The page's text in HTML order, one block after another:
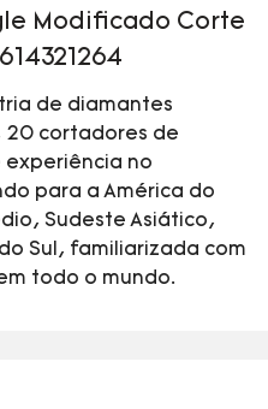
Modificado Corte
de diamantes
20 cortadores de
experiência no
para a América do
Sudeste Asiático,
Sul, familiarizada com
todo o mundo.